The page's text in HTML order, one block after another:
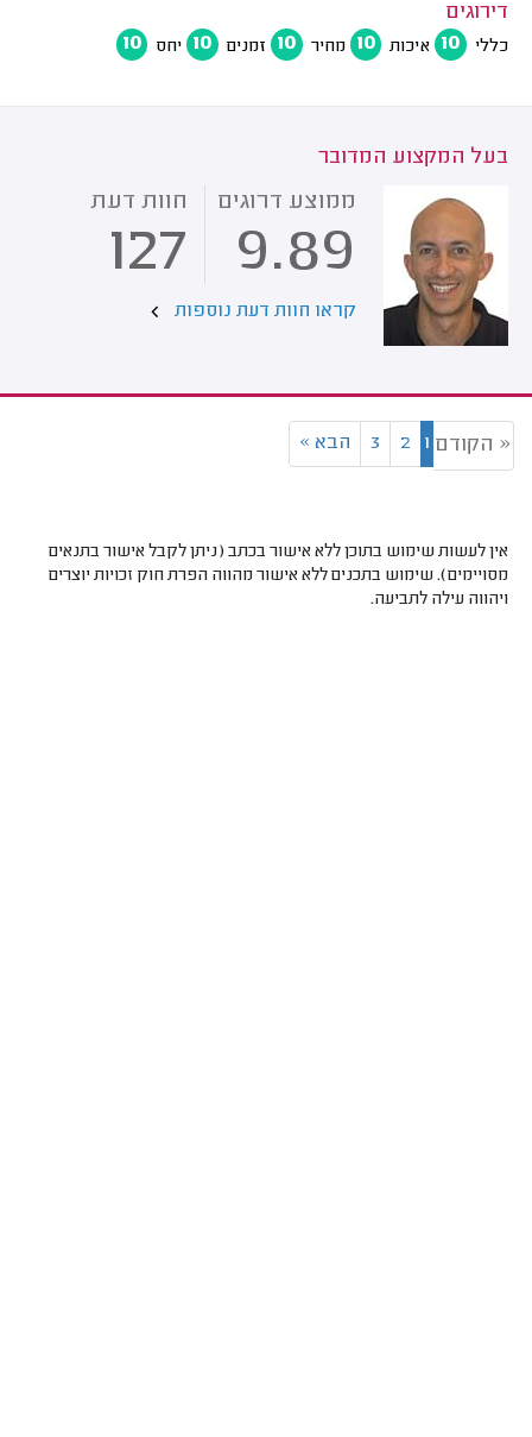
דירוגים
כללי 10 איכות 10 מחיר 10 זמנים 10 יחס 10
בעל המקצוע המדובר
ממוצע דרוגים
9.89
חוות דעת
127
קראו חוות דעת נוספות
« הקודם 1
2
3 הבא »
אין לעשות שימוש בתוכן ללא אישור בכתב (ניתן לקבל אישור בתנאים
מסויימים). שימוש בתכנים ללא אישור מהווה הפרת חוק זכויות יוצרים
ויהווה עילה לתביעה.